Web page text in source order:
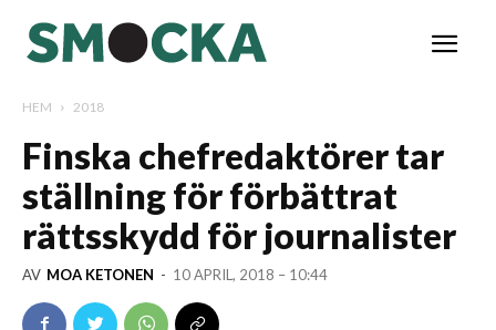
HEM 2018
Finska chefredaktörer tar
ställning för förbättrat
rättsskydd för journalister
AV MOA KETONEN - 10 APRIL, 2018 – 10:44